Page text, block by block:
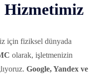
Hizmetimiz
için fiziksel dünyada
olarak, işletmenizin
Google, Yandex ve